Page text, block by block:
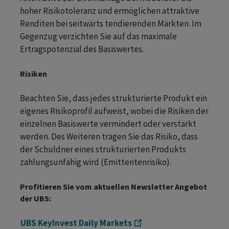
hoher Risikotoleranz und ermöglichen attraktive
Renditen bei seitwärts tendierenden Märkten. Im
Gegenzug verzichten Sie auf das maximale
Ertragspotenzial des Basiswertes.
Risiken
Beachten Sie, dass jedes strukturierte Produkt ein
eigenes Risikoprofil aufweist, wobei die Risiken der
einzelnen Basiswerte vermindert oder verstärkt
werden. Des Weiteren tragen Sie das Risiko, dass
der Schuldner eines strukturierten Produkts
zahlungsunfähig wird (Emittentenrisiko).
Profitieren Sie vom aktuellen Newsletter Angebot
der UBS:
UBS KeyInvest Daily Markets